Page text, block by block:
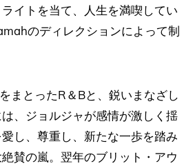
イトを当て、人生を満喫してい
のディレクションによって制
まとったR＆Bと、鋭いまなざし
、ジョルジャが感情が激しく揺
し、尊重し、新たな一歩を踏み
賛の嵐。翌年のブリット・アウ